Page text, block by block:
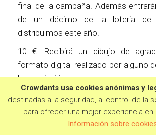
Quiero aportar
final de la campaña. Además
de un décimo de la loteria de
distribuimos este año.
10 €: Recibirá un dibujo de
formato digital realizado por alguno
la asociación.
15 €: Obtendrá un boligrafo
de nuestra asociación.
20 €: Obtendrá una pulsera
Crowdants usa cookies anónimas y
destinadas a la seguridad, al control de la
para ofrecer una mejor experiencia en
Información sobre